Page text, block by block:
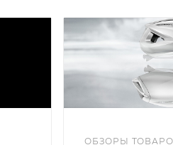
ОБЗОРЫ